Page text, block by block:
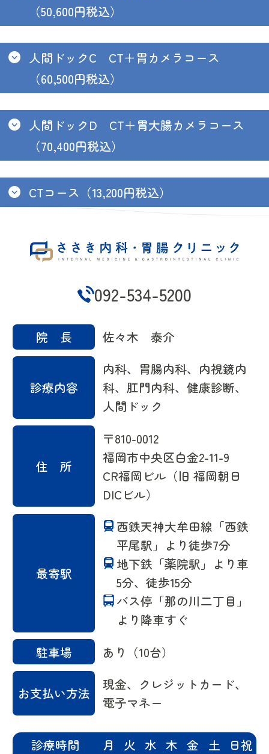
（50,600円税込）
人間ドックC CT＋胃カメラコース
（60,500円税込）
人間ドックD CT＋胃大腸カメラコース
（70,400円税込）
CTコース（13,200円税込）
092-534-5200
院 長 佐々木 泰介
診療内容
内科、胃腸内科、内視鏡内
科、肛門内科、健康診断、
人間ドック
住 所
〒810-0012
福岡市中央区白金2-11-9
CR福岡ビル（旧 福岡朝日
DICビル）
最寄駅
西鉄天神大牟田線「西鉄
平尾駅」より徒歩7分
地下鉄「薬院駅」より車
5分、徒歩15分
バス停「那の川二丁目」
より降車すぐ
駐車場
あり（10台）
お支払い方法
現金、クレジットカード、
電子マネー
診療時間 月 火 水 木 金 土
日祝